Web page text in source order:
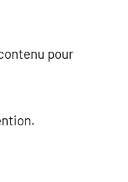
pour